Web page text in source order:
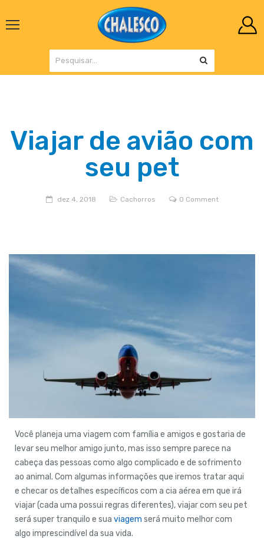
Viajar de avião com
seu pet
dez 4, 2018 Cachorros 0 Comment
Você planeja uma viagem com família e amigos e gostaria de
levar seu melhor amigo junto, mas isso sempre parece na
cabeça das pessoas como algo complicado e de sofrimento
ao animal. Com algumas informações que iremos tratar aqui
e checar os detalhes específicos com a cia aérea em que irá
viajar (cada uma possui regras diferentes), viajar com seu pet
será super tranquilo e sua viagem será muito melhor com
algo imprescindível da sua vida.